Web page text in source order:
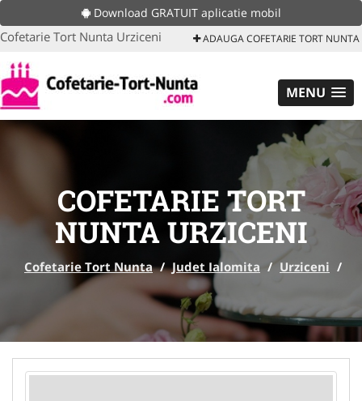
Download GRATUIT aplicatie mobil
Cofetarie Tort Nunta Urziceni ADAUGA COFETARIE TORT NUNTA
MENU
COFETARIE TORT
NUNTA URZICENI
Cofetarie Tort Nunta / Judet Ialomita / Urziceni /